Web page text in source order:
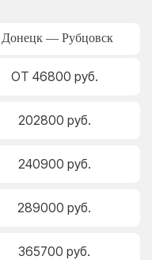
Донецк — Рубцовск
ОТ 46800 руб.
202800 руб.
240900 руб.
289000 руб.
365700 руб.